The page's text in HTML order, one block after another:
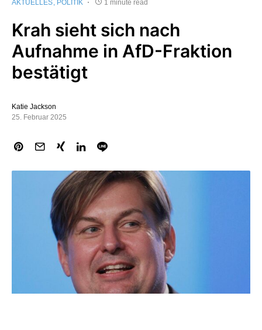
AKTUELLES POLITIK 1 minute read
Krah sieht sich nach
Aufnahme in AfD-Fraktion
bestätigt
Katie Jackson
25. Februar 2025